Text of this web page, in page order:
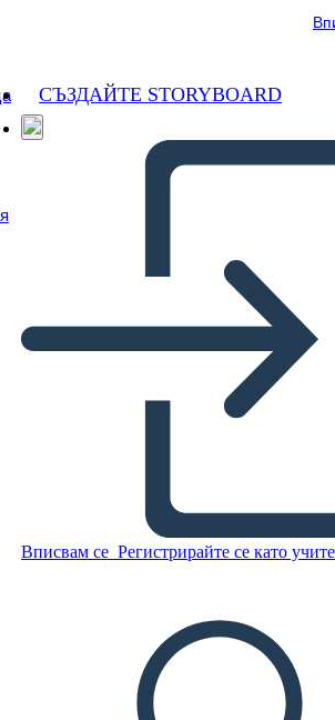
СЪЗДАЙТЕ STORYBOARD
Вписвам се Регистрирайте се като
Математическа